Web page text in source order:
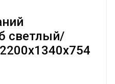
светлый/